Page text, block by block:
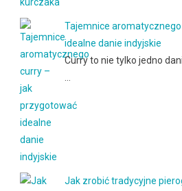
Tajemnice
idealne danie indyjskie
Curry to nie tylko jedno
Jak zrobić tradycyjne